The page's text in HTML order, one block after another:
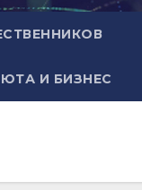
И БИЗНЕС